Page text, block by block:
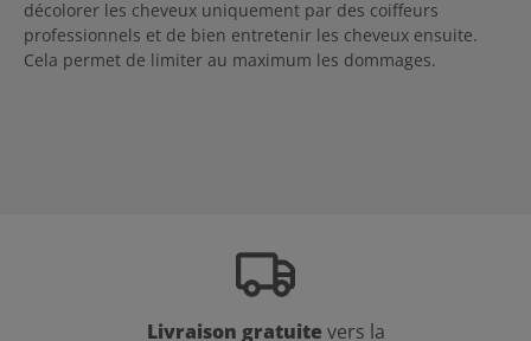
décolorer les cheveux uniquement par des coiffeurs
professionnels et de bien entretenir les cheveux ensuite.
Cela permet de limiter au maximum les dommages.
Livraison gratuite vers la